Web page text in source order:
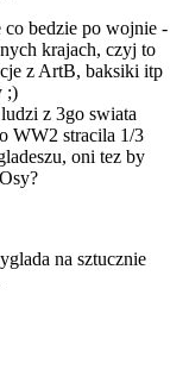
bedzie po wojnie -
krajach, czyj to
z ArtB, baksiki itp
;)
z 3go swiata
WW2 stracila 1/3
oni tez by
na sztucznie